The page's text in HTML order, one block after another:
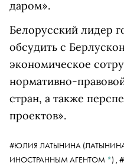
даром».
Белорусский лидер
обсудить с
экономическое
нормативно-
стран, а также
проектов».
#ЮЛИЯ ЛАТЫНИНА
ИНОСТРАННЫМ АГЕНТОМ *) ,